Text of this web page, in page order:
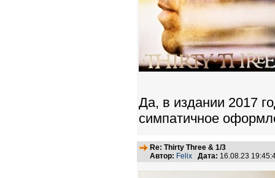
Да, в издании 2017
симпатичное
Re: Thirty Three & 1/3
Автор: Felix Дата: 16.08.23